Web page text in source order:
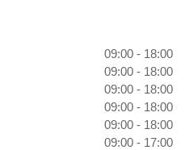
09:00 - 18:00
09:00 - 18:00
09:00 - 18:00
09:00 - 18:00
09:00 - 18:00
09:00 - 17:00